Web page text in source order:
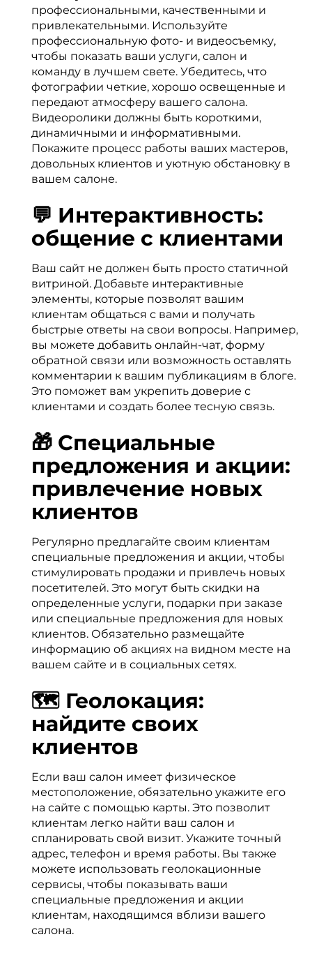
профессиональными, качественными и
привлекательными. Используйте
профессиональную фото- и видеосъемку,
чтобы показать ваши услуги, салон и
команду в лучшем свете. Убедитесь, что
фотографии четкие, хорошо освещенные и
передают атмосферу вашего салона.
Видеоролики должны быть короткими,
динамичными и информативными.
Покажите процесс работы ваших мастеров,
довольных клиентов и уютную обстановку в
вашем салоне.
💬 Интерактивность:
общение с клиентами
Ваш сайт не должен быть просто статичной
витриной. Добавьте интерактивные
элементы, которые позволят вашим
клиентам общаться с вами и получать
быстрые ответы на свои вопросы. Например,
вы можете добавить онлайн-чат, форму
обратной связи или возможность оставлять
комментарии к вашим публикациям в блоге.
Это поможет вам укрепить доверие с
клиентами и создать более тесную связь.
🎁 Специальные
предложения и акции:
привлечение новых
клиентов
Регулярно предлагайте своим клиентам
специальные предложения и акции, чтобы
стимулировать продажи и привлечь новых
посетителей. Это могут быть скидки на
определенные услуги, подарки при заказе
или специальные предложения для новых
клиентов. Обязательно размещайте
информацию об акциях на видном месте на
вашем сайте и в социальных сетях.
🗺️ Геолокация:
найдите своих
клиентов
Если ваш салон имеет физическое
местоположение, обязательно укажите его
на сайте с помощью карты. Это позволит
клиентам легко найти ваш салон и
спланировать свой визит. Укажите точный
адрес, телефон и время работы. Вы также
можете использовать геолокационные
сервисы, чтобы показывать ваши
специальные предложения и акции
клиентам, находящимся вблизи вашего
салона.